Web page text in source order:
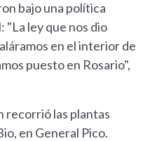
bajo una política
"La ley que nos dio
en el interior de
puesto en Rosario",
recorrió las plantas
en General Pico.